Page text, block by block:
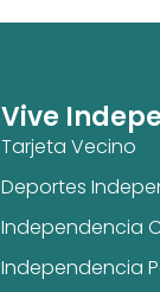
Vive
Tarjeta Vecino
Deportes
Independencia
Independencia